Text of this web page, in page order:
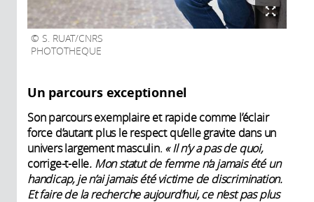
S. RUAT/CNRS
PHOTOTHEQUE
Un parcours exceptionnel
Son parcours exemplaire et rapide comme l’éclair
force d’autant plus le respect qu’elle gravite dans un
univers largement masculin. « Il n’y a pas de quoi,
corrige-t-elle. Mon statut de femme n’a jamais été un
handicap, je n’ai jamais été victime de discrimination.
Et faire de la recherche aujourd’hui, ce n’est pas plus